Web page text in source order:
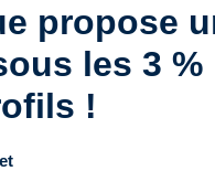
propose
les 3
!